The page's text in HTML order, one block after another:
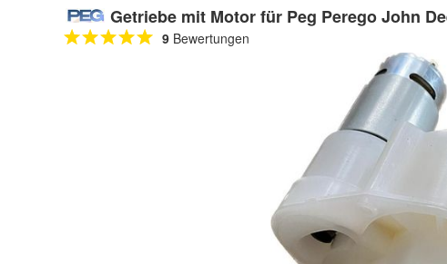
Getriebe mit Motor für Peg Perego John
9 Bewertungen